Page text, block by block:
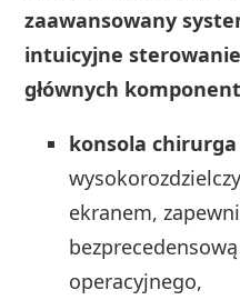
zaawansowany
intuicyjne
głównych
konsola chirurga
ekranem,
operacyjnego,